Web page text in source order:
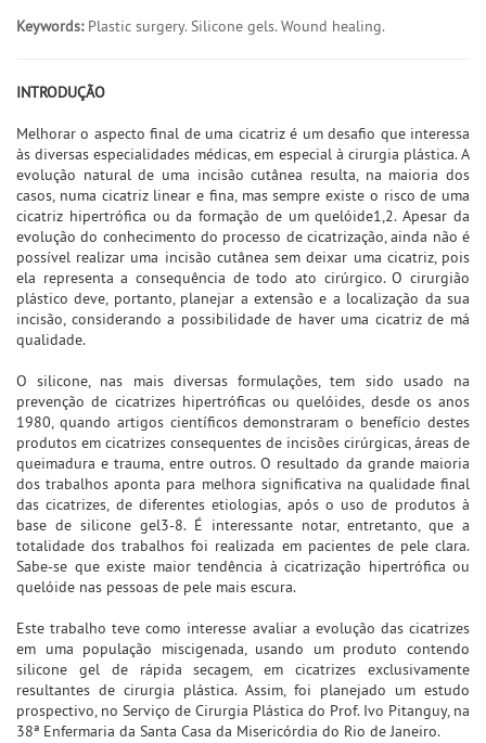
Keywords:Plastic surgery. Silicone gels. Wound healing.
INTRODUÇÃO
Melhorar o aspecto final de uma cicatriz é um desafio que interessa
às diversas especialidades médicas, em especial à cirurgia plástica. A
evolução natural de uma incisão cutânea resulta, na maioria dos
casos, numa cicatriz linear e fina, mas sempre existe o risco de uma
cicatriz hipertrófica ou da formação de um quelóide1,2. Apesar da
evolução do conhecimento do processo de cicatrização, ainda não é
possível realizar uma incisão cutânea sem deixar uma cicatriz, pois
ela representa a consequência de todo ato cirúrgico. O cirurgião
plástico deve, portanto, planejar a extensão e a localização da sua
incisão, considerando a possibilidade de haver uma cicatriz de má
qualidade.
O silicone, nas mais diversas formulações, tem sido usado na
prevenção de cicatrizes hipertróficas ou quelóides, desde os anos
1980, quando artigos científicos demonstraram o benefício destes
produtos em cicatrizes consequentes de incisões cirúrgicas, áreas de
queimadura e trauma, entre outros. O resultado da grande maioria
dos trabalhos aponta para melhora significativa na qualidade final
das cicatrizes, de diferentes etiologias, após o uso de produtos à
base de silicone gel3-8. É interessante notar, entretanto, que a
totalidade dos trabalhos foi realizada em pacientes de pele clara.
Sabe-se que existe maior tendência à cicatrização hipertrófica ou
quelóide nas pessoas de pele mais escura.
Este trabalho teve como interesse avaliar a evolução das cicatrizes
em uma população miscigenada, usando um produto contendo
silicone gel de rápida secagem, em cicatrizes exclusivamente
resultantes de cirurgia plástica. Assim, foi planejado um estudo
prospectivo, no Serviço de Cirurgia Plástica do Prof. Ivo Pitanguy, na
38ª Enfermaria da Santa Casa da Misericórdia do Rio de Janeiro.